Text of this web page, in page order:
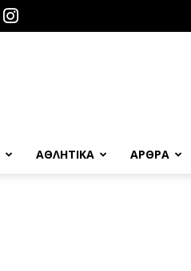
ΑΘΛΗΤΙΚΑ ΑΡΘΡΑ